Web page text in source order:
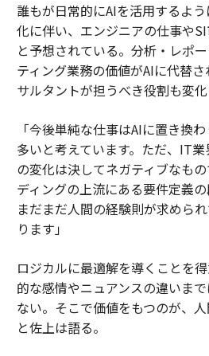
誰もが日常的にAIを活用するよ
化に伴い、エンジニアの仕事や
と予想されている。分析・レポ
ティング業務の価値がAIに代替
サルタントが担うべき役割も変化
「今後単純な仕事はAIに置き換
多いと考えています。ただ、IT
の変化は決してネガティブなも
ディングの上流にある要件定義の
まだまだ人間の経験則が求めら
ります」
ロジカルに最適解を導くことを
的な感情やニュアンスの違いま
ない。そこで価値をもつのが、
と佐上は語る。